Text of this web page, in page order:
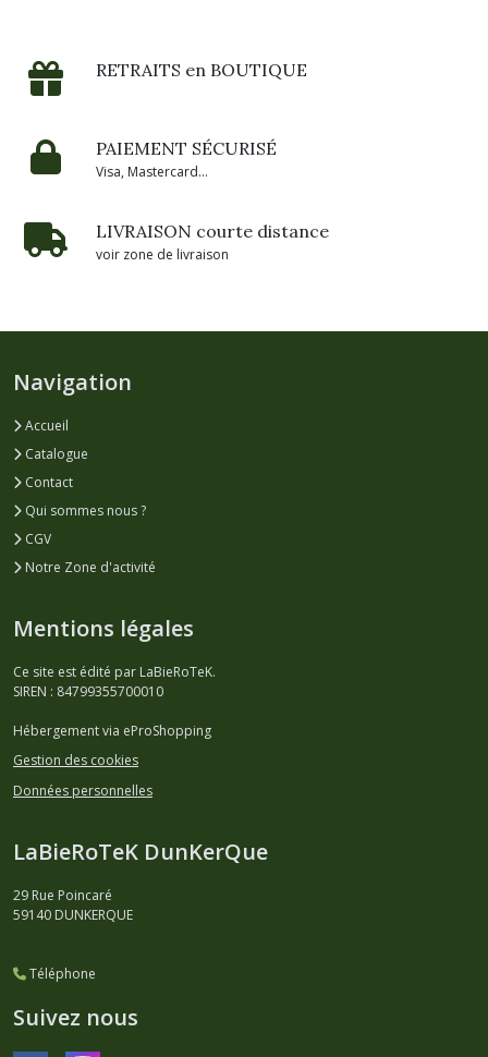
RETRAITS en BOUTIQUE
PAIEMENT SÉCURISÉ
Visa, Mastercard...
LIVRAISON courte distance
voir zone de livraison
Navigation
Accueil
Catalogue
Contact
Qui sommes nous ?
CGV
Notre Zone d'activité
Mentions légales
Ce site est édité par LaBieRoTeK.
SIREN : 84799355700010
Hébergement via eProShopping
Gestion des cookies
Données personnelles
LaBieRoTeK DunKerQue
29 Rue Poincaré
59140 DUNKERQUE
Téléphone
Suivez nous